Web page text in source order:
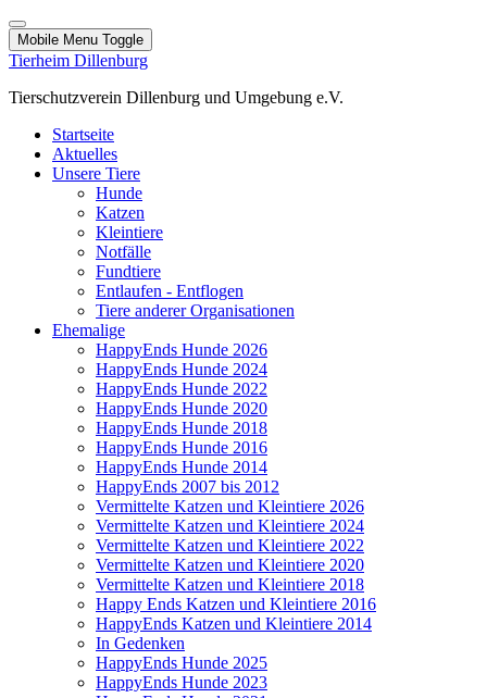
Mobile Menu Toggle
Tierheim Dillenburg
Tierschutzverein Dillenburg und Umgebung e.V.
Startseite
Aktuelles
Unsere Tiere
Hunde
Katzen
Kleintiere
Notfälle
Fundtiere
Entlaufen - Entflogen
Tiere anderer Organisationen
Ehemalige
HappyEnds Hunde 2026
HappyEnds Hunde 2024
HappyEnds Hunde 2022
HappyEnds Hunde 2020
HappyEnds Hunde 2018
HappyEnds Hunde 2016
HappyEnds Hunde 2014
HappyEnds 2007 bis 2012
Vermittelte Katzen und Kleintiere 2026
Vermittelte Katzen und Kleintiere 2024
Vermittelte Katzen und Kleintiere 2022
Vermittelte Katzen und Kleintiere 2020
Vermittelte Katzen und Kleintiere 2018
Happy Ends Katzen und Kleintiere 2016
HappyEnds Katzen und Kleintiere 2014
In Gedenken
HappyEnds Hunde 2025
HappyEnds Hunde 2023